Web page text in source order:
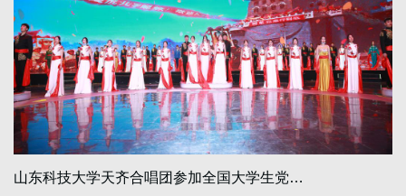
山东科技大学天齐合唱团参加全国大学生党…